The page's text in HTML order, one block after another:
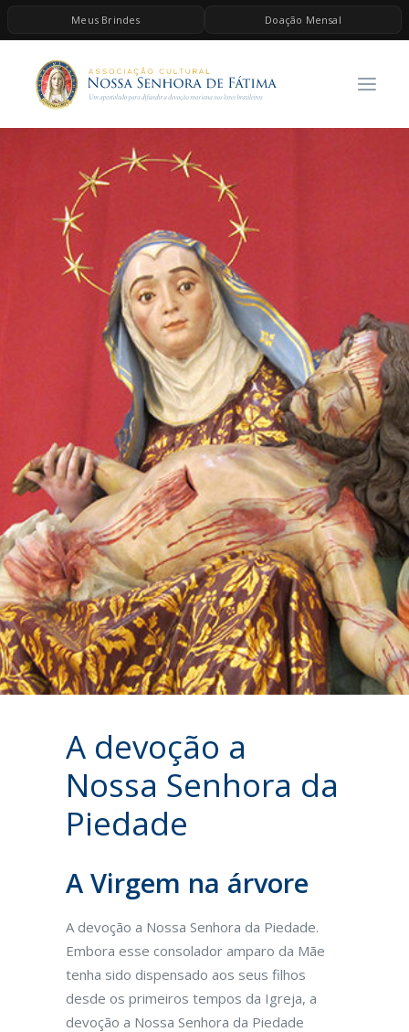
Meus Brindes Doação Mensal
HOME
A ASSOCIAÇÃO
ESPIRITUALIDADE
AS MELHORES MÚSICAS CATÓLICAS
BRINDES
QUERO DOAR
A devoção a
Nossa Senhora da
Piedade
A Virgem na árvore
A devoção a Nossa Senhora da Piedade.
Embora esse consolador amparo da Mãe
tenha sido dispensado aos seus filhos
desde os primeiros tempos da Igreja, a
devoção a Nossa Senhora da Piedade